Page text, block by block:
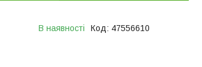
В наявності Код: 47556610